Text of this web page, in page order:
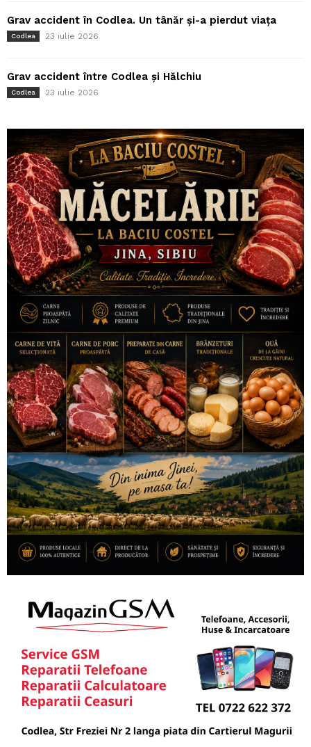
Grav accident în Codlea. Un tânăr și-a pierdut viața
Codlea 23 iulie 2026
Grav accident între Codlea și Hălchiu
Codlea 23 iulie 2026